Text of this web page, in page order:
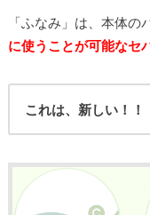
「ふなみ」は、本体の
に使うことが可能なセ
これは、新しい！！